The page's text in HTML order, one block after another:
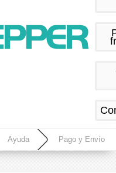
Ayuda Pago y Envío